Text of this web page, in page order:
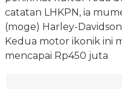
catatan LHKPN, ia
(moge) Harley-
Kedua motor ikonik ini
mencapai Rp450 juta